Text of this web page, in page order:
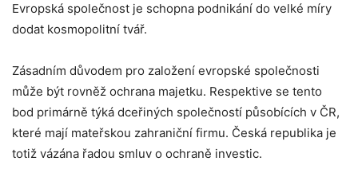
Evropská společnost je schopna podnikání do velké míry
dodat kosmopolitní tvář.
Zásadním důvodem pro založení evropské společnosti
může být rovněž ochrana majetku. Respektive se tento
bod primárně týká dceřiných společností působících v ČR,
které mají mateřskou zahraniční firmu. Česká republika je
totiž vázána řadou smluv o ochraně investic.